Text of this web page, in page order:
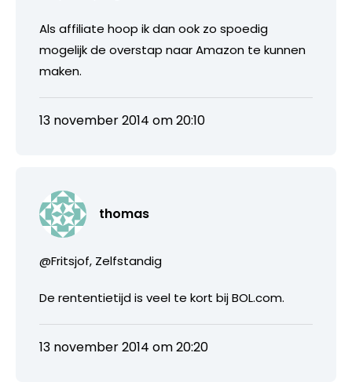
Als affiliate hoop ik dan ook zo spoedig
mogelijk de overstap naar Amazon te kunnen
maken.
13 november 2014 om 20:10
thomas
@Fritsjof, Zelfstandig
De rententietijd is veel te kort bij BOL.com.
13 november 2014 om 20:20